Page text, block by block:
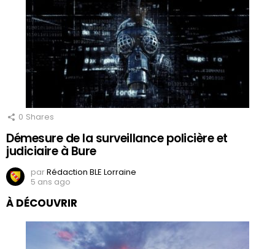
0 Shares
Démesure de la surveillance policière et
judiciaire à Bure
parRédaction BLE Lorraine
5 ans ago
À DÉCOUVRIR